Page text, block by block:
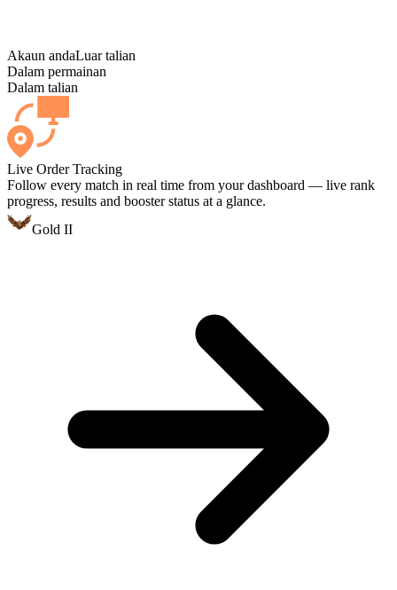
Akaun andaLuar talian
Dalam permainan
Dalam talian
Live Order Tracking
Follow every match in real time from your dashboard — live rank
progress, results and booster status at a glance.
Gold II